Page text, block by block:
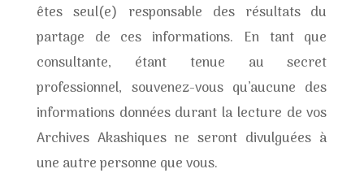
êtes seul(e) responsable des résultats du
partage de ces informations. En tant que
consultante, étant tenue au secret
professionnel, souvenez-vous qu’aucune des
informations données durant la lecture de vos
Archives Akashiques ne seront divulguées à
une autre personne que vous.